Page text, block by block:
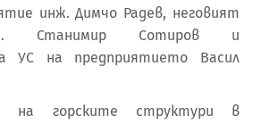
инж. Димчо Радев, неговият
Станимир Сотиров и
УС на предприятието Васил
на горските структури в